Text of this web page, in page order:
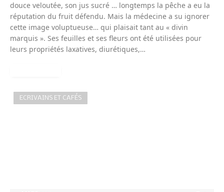
douce veloutée, son jus sucré … longtemps la pêche a eu la
réputation du fruit défendu. Mais la médecine a su ignorer
cette image voluptueuse… qui plaisait tant au « divin
marquis ». Ses feuilles et ses fleurs ont été utilisées pour
leurs propriétés laxatives, diurétiques,…
ECRIVAINS ET CAFÉS